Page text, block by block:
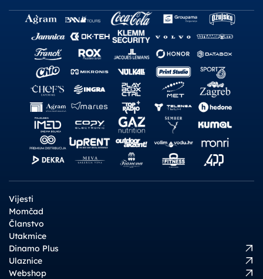
Vijesti
Momčad
Članstvo
Utakmice
Dinamo Plus
Ulaznice
Webshop